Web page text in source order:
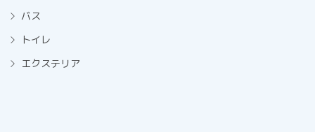
バス
トイレ
エクステリア